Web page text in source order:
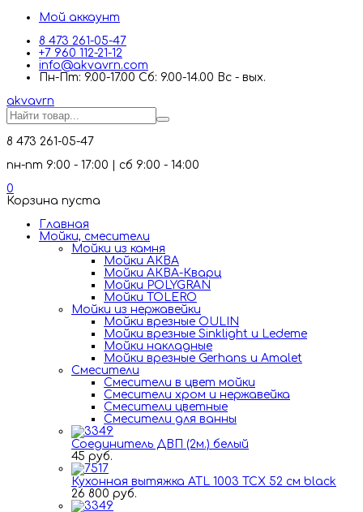
Мой аккаунт
8 473 261-05-47
+7 960 112-21-12
info@akvavrn.com
Пн-Пт: 9.00-17.00 Сб: 9.00-14.00 Вс - вых.
akvavrn
8 473 261-05-47
пн-пт 9:00 - 17:00 | сб 9:00 - 14:00
0
Корзина пуста
Главная
Мойки, смесители
Mойки из камня
Мойки АКВА
Мойки АКВА-Кварц
Мойки POLYGRAN
Мойки TOLERO
Мойки из нержавейки
Мойки врезные OULIN
Мойки врезные Sinklight и Ledeme
Мойки накладные
Мойки врезные Gerhans и Amalet
Смесители
Смесители в цвет мойки
Смесители хром и нержавейка
Смесители цветные
Смесители для ванны
Соединитель ДВП (2м.) белый
45 руб.
Кухонная вытяжка ATL 1003 TCX 52 см black
26 800 руб.